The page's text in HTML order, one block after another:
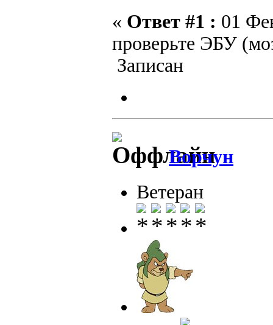
« Ответ #1 : 01
проверьте ЭБУ
Записан
Ворчун
Ветеран